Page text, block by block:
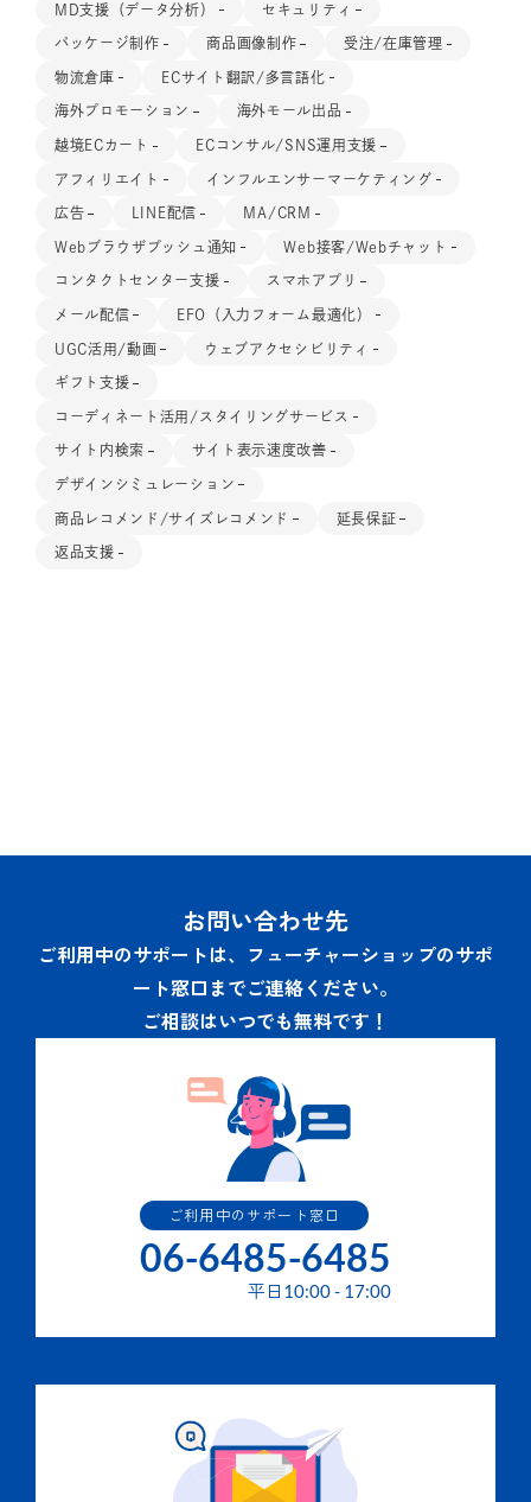
MD支援（データ分析） セキュリティ
パッケージ制作 商品画像制作 受注/在庫管理
物流倉庫 ECサイト翻訳/多言語化
海外プロモーション 海外モール出品
越境ECカート ECコンサル/SNS運用支援
アフィリエイト インフルエンサーマーケティング
広告 LINE配信 MA/CRM
Webブラウザプッシュ通知 Web接客/Webチャット
コンタクトセンター支援 スマホアプリ
メール配信 EFO（入力フォーム最適化）
UGC活用/動画 ウェブアクセシビリティ
ギフト支援
コーディネート活用/スタイリングサービス
サイト内検索 サイト表示速度改善
デザインシミュレーション
商品レコメンド/サイズレコメンド 延長保証
返品支援
お問い合わせ先
ご利用中のサポートは、フューチャーショップのサポ
ート窓口までご連絡ください。
ご相談はいつでも無料です！
ご利用中のサポート窓口
06-6485-6485
平日 10:00- 17:00